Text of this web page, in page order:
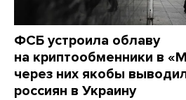
ФСБ устроила облаву
на криптообменники в
через них якобы
россиян в Украину